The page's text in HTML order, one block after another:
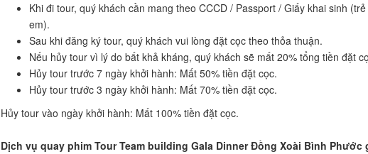
Khi đi tour, quý khách cần mang theo CCCD / Passport / Giấy khai sinh (trẻ
em).
Sau khi đăng ký tour, quý khách vui lòng đặt cọc theo thỏa thuận.
Nếu hủy tour vì lý do bất khả kháng, quý khách sẽ mất 20% tổng tiền đặt
Hủy tour trước 7 ngày khởi hành: Mất 50% tiền đặt cọc.
Hủy tour trước 3 ngày khởi hành: Mất 70% tiền đặt cọc.
Hủy tour vào ngày khởi hành: Mất 100% tiền đặt cọc.
Dịch vụ quay phim Tour Team building Gala Dinner Đồng Xoài Bình Phước